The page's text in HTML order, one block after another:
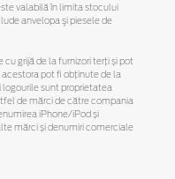
valabilă în limita stocului
anvelopa şi piesele de
grijă de la furnizori terți și pot
pot fi obținute de la
logourile sunt proprietatea
de mărci de către compania
iPhone/iPod și
mărci și denumiri comerciale